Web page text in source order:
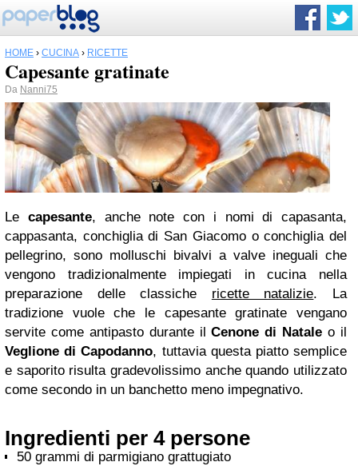
HOME › CUCINA › RICETTE
Capesante gratinate
Da Nanni75
Le capesante, anche note con i nomi di capasanta,
cappasanta, conchiglia di San Giacomo o conchiglia del
pellegrino, sono molluschi bivalvi a valve ineguali che
vengono tradizionalmente impiegati in cucina nella
preparazione delle classiche ricette natalizie. La
tradizione vuole che le capesante gratinate vengano
servite come antipasto durante ilCenone di Natale o il
Veglione di Capodanno, tuttavia questa piatto semplice
e saporito risulta gradevolissimo anche quando utilizzato
come secondo in un banchetto meno impegnativo.
Ingredienti per 4 persone
50 grammi di parmigiano grattugiato